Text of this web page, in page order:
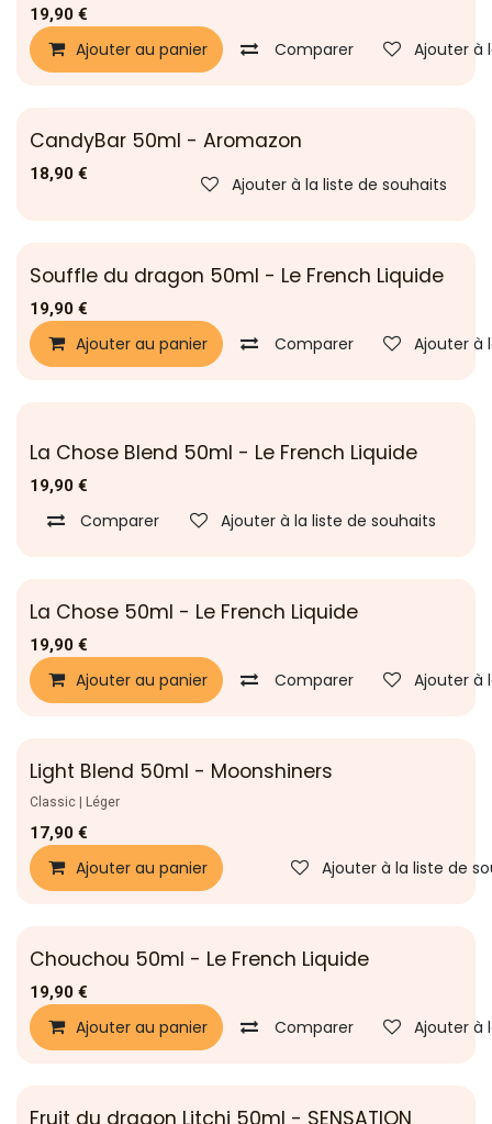
19,90 €
Ajouter au panier Comparer Ajouter à
CandyBar 50ml - Aromazon
18,90 € Ajouter à la liste de souhaits
Souffle du dragon 50ml - Le French Liquide
19,90 €
Ajouter au panier Comparer Ajouter à
La Chose Blend 50ml - Le French Liquide
19,90 €
Comparer Ajouter à la liste de souhaits
La Chose 50ml - Le French Liquide
19,90 €
Ajouter au panier Comparer Ajouter à
Light Blend 50ml - Moonshiners
Classic | Léger
17,90 €
Ajouter au panier Ajouter à la liste de
Chouchou 50ml - Le French Liquide
19,90 €
Ajouter au panier Comparer Ajouter à
Fruit du dragon Litchi 50ml - SENSATION